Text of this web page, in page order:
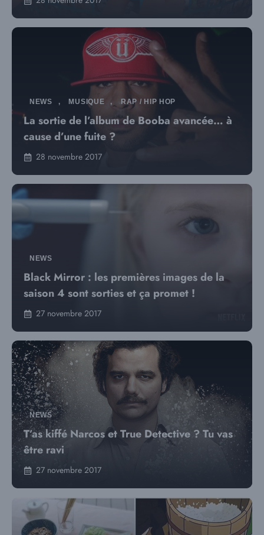
NEWS , MUSIQUE , RAP / HIP HOP
La sortie de l’album de Booba avancée… à
cause d’une fuite ?
28 novembre 2017
NEWS
Black Mirror : les premières images de la
saison 4 sont sorties et ça promet !
27 novembre 2017
NEWS
T’as kiffé Narcos et True Detective ? Tu vas
être ravi
27 novembre 2017